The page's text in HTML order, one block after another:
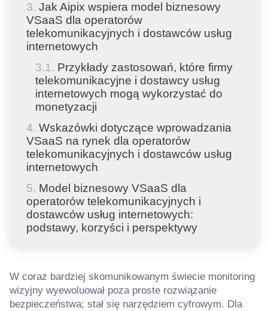
Jak Aipix wspiera model biznesowy
VSaaS dla operatorów
telekomunikacyjnych i dostawców usług
internetowych
Przykłady zastosowań, które firmy
telekomunikacyjne i dostawcy usług
internetowych mogą wykorzystać do
monetyzacji
Wskazówki dotyczące wprowadzania
VSaaS na rynek dla operatorów
telekomunikacyjnych i dostawców usług
internetowych
Model biznesowy VSaaS dla
operatorów telekomunikacyjnych i
dostawców usług internetowych:
podstawy, korzyści i perspektywy
W coraz bardziej skomunikowanym świecie monitoring
wizyjny wyewoluował poza proste rozwiązanie
bezpieczeństwa; stał się narzędziem cyfrowym. Dla